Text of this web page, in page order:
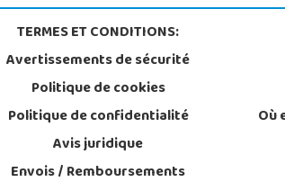
TERMES ET CONDITIONS:
Avertissements de sécurité
Politique de cookies
Politique de confidentialité
Avis juridique
Envois / Remboursements
Où